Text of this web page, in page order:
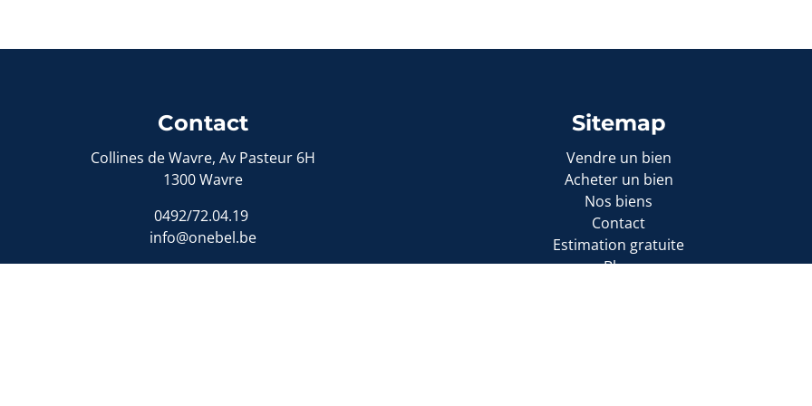
Contact
Collines de Wavre, Av Pasteur 6H
1300 Wavre
0492/72.04.19
info@onebel.be
Sitemap
Vendre un bien
Acheter un bien
Nos biens
Contact
Estimation gratuite
Blog